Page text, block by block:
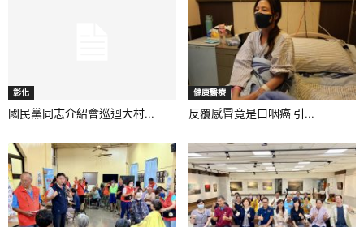
彰化
國民黨同志介紹會巡迴大村...
健康醫療
反覆感冒竟是口咽癌 引...